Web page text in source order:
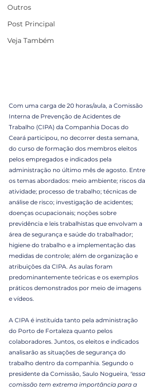
Outros
Post Principal
Veja Também
Com uma carga de 20 horas/aula, a Comissão
Interna de Prevenção de Acidentes de
Trabalho (CIPA) da Companhia Docas do
Ceará participou, no decorrer desta semana,
do curso de formação dos membros eleitos
pelos empregados e indicados pela
administração no último mês de agosto. Entre
os temas abordados: meio ambiente; riscos da
atividade; processo de trabalho; técnicas de
análise de risco; investigação de acidentes;
doenças ocupacionais; noções sobre
previdência e leis trabalhistas que envolvam a
área de segurança e saúde do trabalhador;
higiene do trabalho e a implementação das
medidas de controle; além de organização e
atribuições da CIPA. As aulas foram
predominantemente teóricas e os exemplos
práticos demonstrados por meio de imagens
e vídeos.
A CIPA é instituída tanto pela administração
do Porto de Fortaleza quanto pelos
colaboradores. Juntos, os eleitos e indicados
analisarão as situações de segurança do
trabalho dentro da companhia. Segundo o
presidente da Comissão, Saulo Nogueira, "essa
comissão tem extrema importância para a